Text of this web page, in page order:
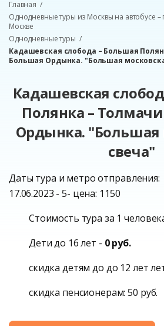
Главная
Однодневные туры из Москвы на автобусе
Москве
Однодневные туры
Кадашевская слобода – Большая
Большая Ордынка. "Большая
Кадашевская
Полянка –
Ордынка. "Большая
свеча"
Даты тура и метро отправления:
17.06.2023 - 5- цена: 1150
Стоимость тура за 1
Дети до 16 лет - 0 руб.
скидка детям до до 12 лет
скидка пенсионерам: 50 руб.